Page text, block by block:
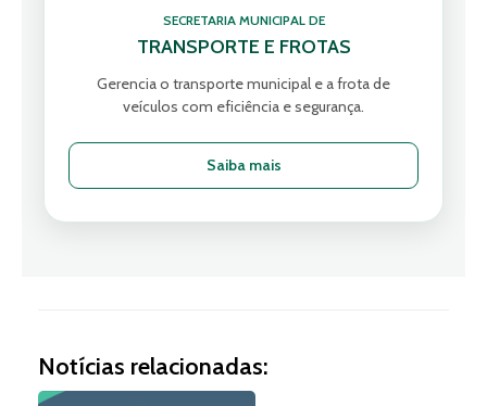
SECRETARIA MUNICIPAL DE
TRANSPORTE E FROTAS
Gerencia o transporte municipal e a frota de
veículos com eficiência e segurança.
Saiba mais
Notícias relacionadas: